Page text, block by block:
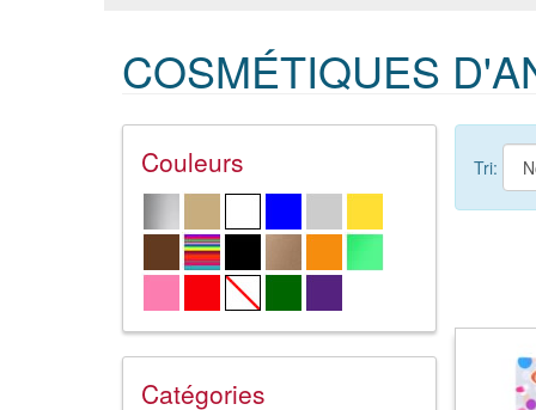
COSMÉTIQUES
Couleurs
Catégories
Tri: